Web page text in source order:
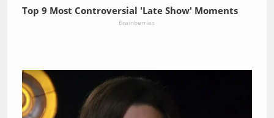
Top 9 Most Controversial 'Late Show' Moments
Brainberries